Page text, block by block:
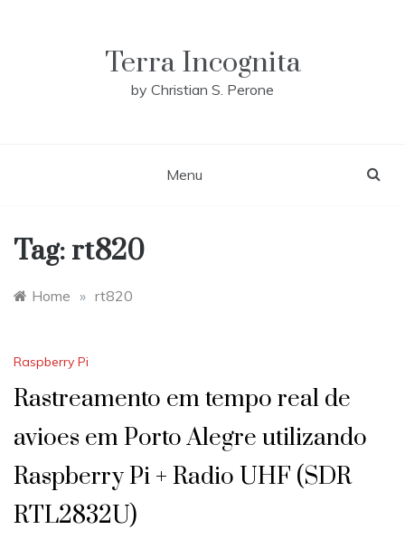
Terra Incognita
by Christian S. Perone
Menu
Tag: rt820
Home » rt820
Raspberry Pi
Rastreamento em tempo real de
avioes em Porto Alegre utilizando
Raspberry Pi + Radio UHF (SDR
RTL2832U)